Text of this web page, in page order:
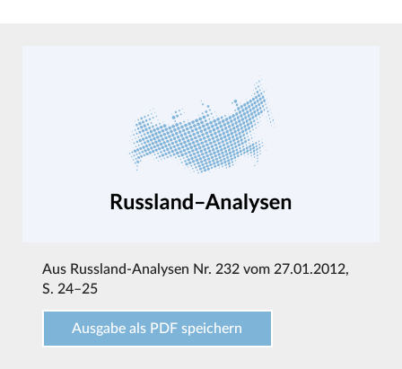
Aus Russland-Analysen Nr. 232 vom 27.01.2012,
S. 24–25
Ausgabe als PDF speichern